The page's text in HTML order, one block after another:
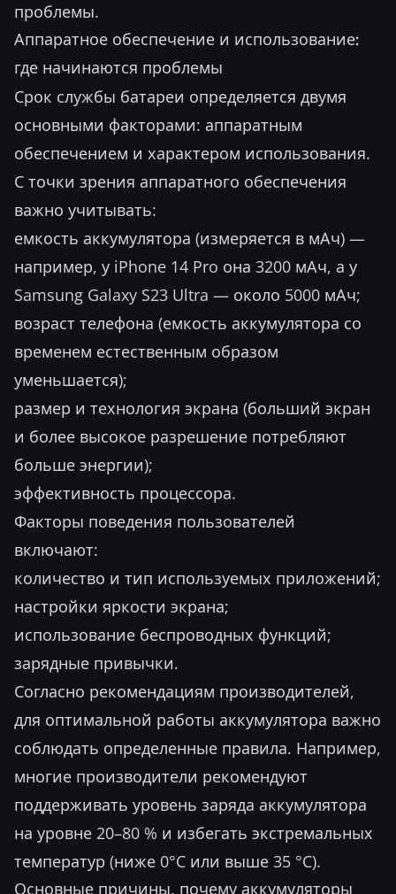
проблемы.
Аппаратное обеспечение и использование:
где начинаются проблемы
Срок службы батареи определяется двумя
основными факторами: аппаратным
обеспечением и характером использования.
С точки зрения аппаратного обеспечения
важно учитывать:
емкость аккумулятора (измеряется в мАч) —
например, у iPhone 14 Pro она 3200 мАч, а у
Samsung Galaxy S23 Ultra — около 5000 мАч;
возраст телефона (емкость аккумулятора со
временем естественным образом
уменьшается);
размер и технология экрана (больший экран
и более высокое разрешение потребляют
больше энергии);
эффективность процессора.
Факторы поведения пользователей
включают:
количество и тип используемых приложений;
настройки яркости экрана;
использование беспроводных функций;
зарядные привычки.
Согласно рекомендациям производителей,
для оптимальной работы аккумулятора важно
соблюдать определенные правила. Например,
многие производители рекомендуют
поддерживать уровень заряда аккумулятора
на уровне 20–80 % и избегать экстремальных
температур (ниже 0°C или выше 35 °C).
Основные причины, почему аккумуляторы